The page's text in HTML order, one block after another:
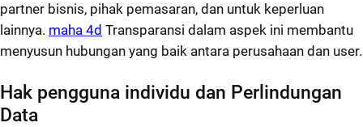
partner bisnis, pihak pemasaran, dan untuk keperluan
lainnya. maha 4d Transparansi dalam aspek ini membantu
menyusun hubungan yang baik antara perusahaan dan user.
Hak pengguna individu dan Perlindungan
Data